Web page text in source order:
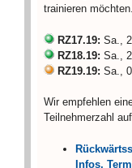
trainieren möchten.
RZ17.19: Sa.,
RZ18.19: Sa.,
RZ19.19: Sa.,
Wir empfehlen
Teilnehmerzahl
Infos,